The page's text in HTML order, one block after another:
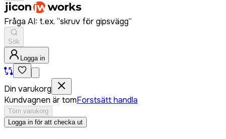
Fråga AI: t.ex. “skruv för gipsvägg”
Sök
Logga in
Din varukorg
Kundvagnen är tomForstsätt handla
Töm varukorg
Logga in för att checka ut